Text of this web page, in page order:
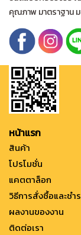
คุณภาพ มาตราฐาน
หน้าแรก
สินค้า
โปรโมชั่น
แคตตาล็อก
วิธีการสั่งซื้อและชำร
ผลงานของงาน
ติดต่อเรา